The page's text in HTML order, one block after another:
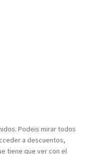
Podeis mirar todos
a descuentos,
tiene que ver con el